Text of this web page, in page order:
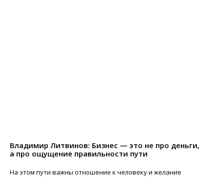
Владимир Литвинов: Бизнес — это не про деньги,
а про ощущение правильности пути
На этом пути важны отношение к человеку и желание